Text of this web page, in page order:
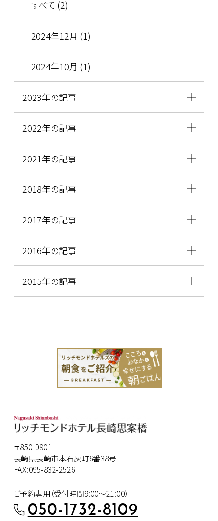
すべて (2)
2024年12月 (1)
2024年10月 (1)
2023年の記事
2022年の記事
2021年の記事
2018年の記事
2017年の記事
2016年の記事
2015年の記事
〒850-0901
長崎県長崎市本石灰町6番38号
FAX:095-832-2526
ご予約専用（受付時間9:00～21:00）
050-1732-8109